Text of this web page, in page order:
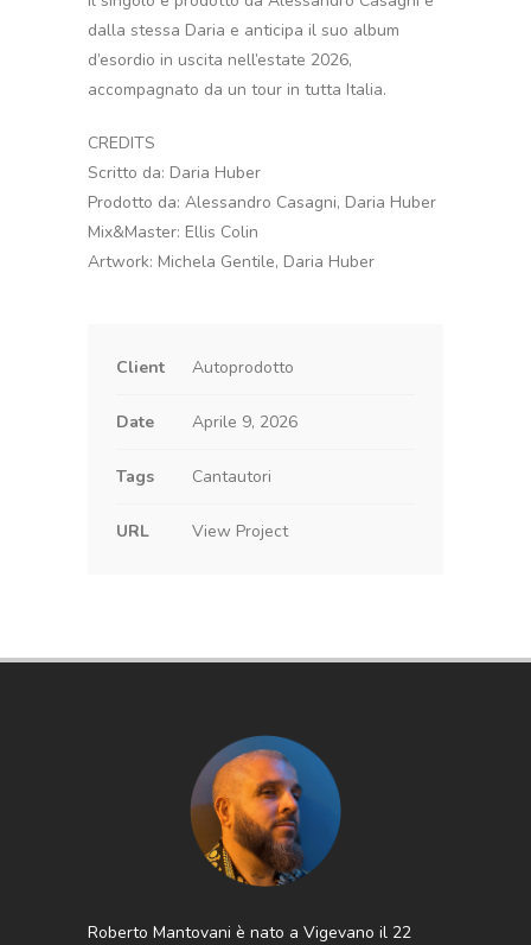
dalla stessa Daria e anticipa il suo album
d’esordio in uscita nell’estate 2026,
accompagnato da un tour in tutta Italia.
CREDITS
Scritto da: Daria Huber
Prodotto da: Alessandro Casagni, Daria Huber
Mix&Master: Ellis Colin
Artwork: Michela Gentile, Daria Huber
Client Autoprodotto
Date Aprile 9, 2026
Tags Cantautori
URL View Project
Roberto Mantovani è nato a Vigevano il 22